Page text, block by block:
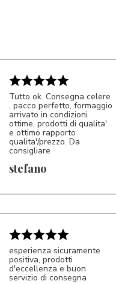
S*
Tutto ok. Consegna celere
, pacco perfetto, formaggio
arrivato in condizioni
ottime, prodotti di qualita'
e ottimo rapporto
qualita'/prezzo. Da
consigliare
stefano
esperienza sicuramente
positiva, prodotti
d'eccellenza e buon
servizio di consegna